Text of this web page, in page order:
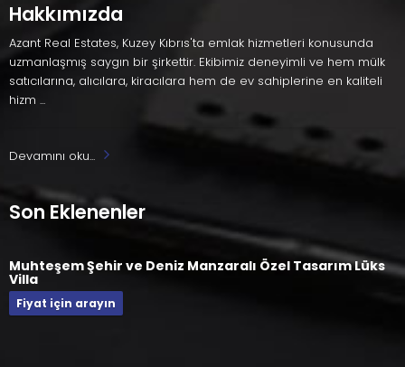
Hakkımızda
Azant Real Estates, Kuzey Kıbrıs'ta emlak hizmetleri konusunda
uzmanlaşmış saygın bir şirkettir. Ekibimiz deneyimli ve hem mülk
satıcılarına, alıcılara, kiracılara hem de ev sahiplerine en kaliteli
hizm ...
Devamını oku...
Son Eklenenler
Muhteşem Şehir ve Deniz Manzaralı Özel Tasarım Lüks
Villa
Fiyat için arayın